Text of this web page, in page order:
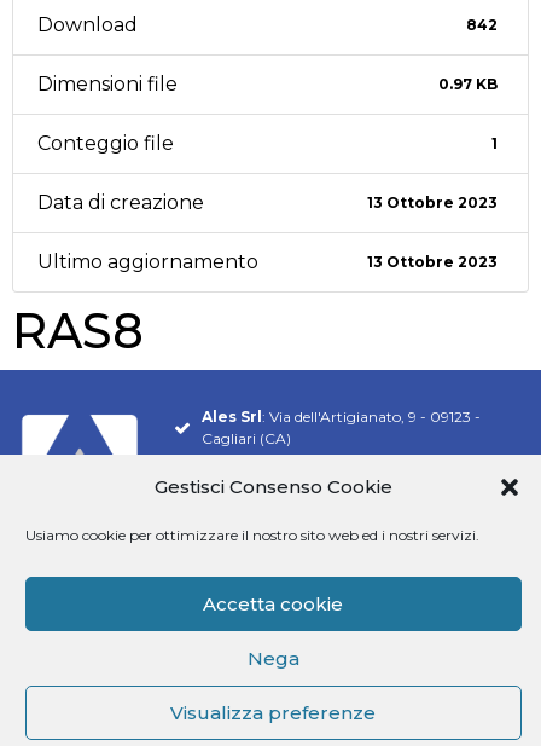
Gestisci Consenso Cookie
Usiamo cookie per ottimizzare il nostro sito web ed i nostri servizi.
Accetta cookie
Nega
Visualizza preferenze
Download 842
Dimensioni file 0.97 KB
Conteggio file 1
Data di creazione 13 Ottobre 2023
Ultimo aggiornamento 13 Ottobre 2023
RAS8
Ales Srl : Via dell'Artigianato, 9 - 09123 -
Cagliari (CA)
Pec:alesconcorsi@legalmail.it
Siamo presenti su